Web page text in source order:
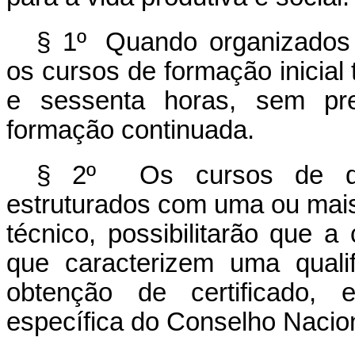
§ 1º Quando organizados
os cursos de formação
e sessenta horas, sem
formação continuada.
§ 2º Os cursos de
estruturados com uma ou
técnico, possibilitarão que a
que caracterizem uma
obtenção de certificado,
específica do Conselho